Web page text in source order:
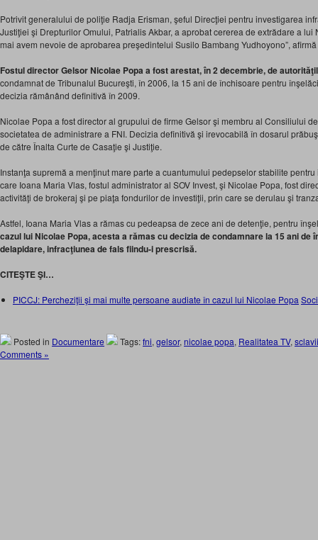
Potrivit generalului de poliţie Radja Erisman, şeful Direcţiei pentru investigarea
Justiţiei şi Drepturilor Omului, Patrialis Akbar, a aprobat cererea de extrădare a lui
mai avem nevoie de aprobarea preşedintelui Susilo Bambang Yudhoyono”,
Fostul director Gelsor Nicolae Popa a fost arestat, în 2 decembrie, de
condamnat de Tribunalul Bucureşti, în 2006, la 15 ani de închisoare pentru
decizia rămânând definitivă în 2009.
Nicolae Popa a fost director al grupului de firme Gelsor şi membru al Consiliului
societatea de administrare a FNI. Decizia definitivă şi irevocabilă în dosarul
de către Înalta Curte de Casaţie şi Justiţie.
Instanţa supremă a menţinut mare parte a cuantumului pedepselor stabilite
care Ioana Maria Vlas, fostul administrator al SOV Invest, şi Nicolae Popa, fost
activităţi de brokeraj şi pe piaţa fondurilor de investiţii, prin care se derulau şi
Astfel, Ioana Maria Vlas a rămas cu pedeapsa de zece ani de detenţie, pentru
cazul lui Nicolae Popa, acesta a rămas cu decizia de condamnare la 15 ani de
delapidare, infracţiunea de fals fiindu-i prescrisă.
CITEŞTE ŞI…
PICCJ: Percheziţii şi mai multe persoane audiate în cazul lui Nicolae Popa
Posted in Documentare Tags:fni, gelsor, nicolae popa, Realitatea TV,
Comments »